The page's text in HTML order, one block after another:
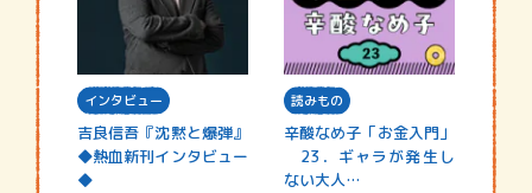
インタビュー
吉良信吾『沈黙と爆弾』
◆熱血新刊インタビュー
◆
読みもの
辛酸なめ子「お金入門」
23．ギャラが発生し
ない大人…